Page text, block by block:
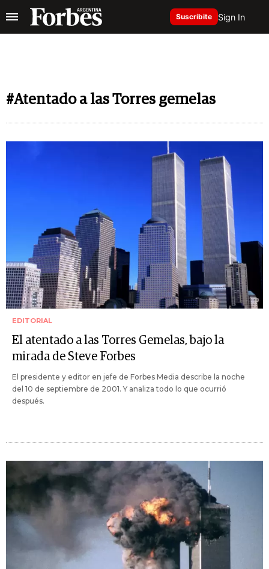
Suscribite Sign In
#Atentado a las Torres gemelas
EDITORIAL
El atentado a las Torres Gemelas, bajo la
mirada de Steve Forbes
El presidente y editor en jefe de Forbes Media describe la noche
del 10 de septiembre de 2001. Y analiza todo lo que ocurrió
después.